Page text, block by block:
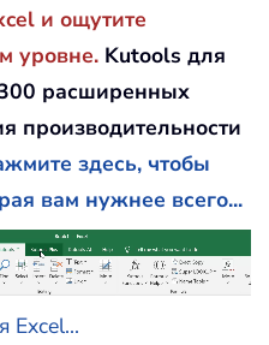
и ощутите
уровне. Kutools для
расширенных
производительности
здесь, чтобы
вам нужнее всего...
Excel...